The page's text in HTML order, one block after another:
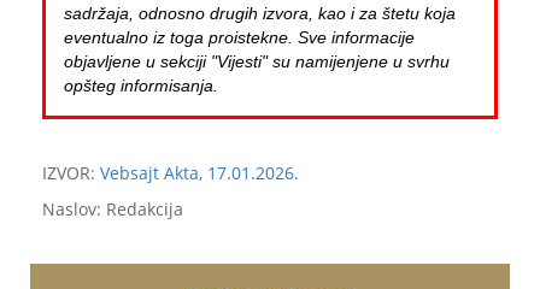
sadržaja, odnosno drugih izvora, kao i za štetu koja
eventualno iz toga proistekne. Sve informacije
objavljene u sekciji "Vijesti" su namijenjene u svrhu
opšteg informisanja.
IZVOR: Vebsajt Akta, 17.01.2026.
Naslov: Redakcija